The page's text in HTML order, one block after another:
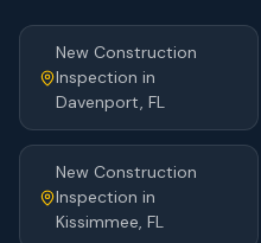
New Construction
Inspection in
Davenport, FL
New Construction
Inspection in
Kissimmee, FL